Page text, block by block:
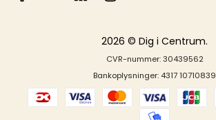
2026 © Dig i Centrum.
CVR-nummer: 30439562
Bankoplysninger: 4317 10710839